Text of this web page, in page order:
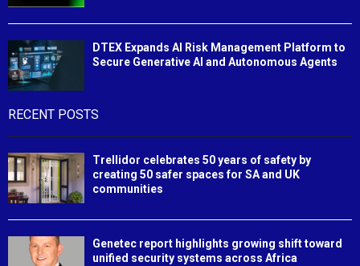
DTEX Expands AI Risk Management Platform to
Secure Generative AI and Autonomous Agents
RECENT POSTS
Trellidor celebrates 50 years of safety by
creating 50 safer spaces for SA and UK
communities
Genetec report highlights growing shift toward
unified security systems across Africa